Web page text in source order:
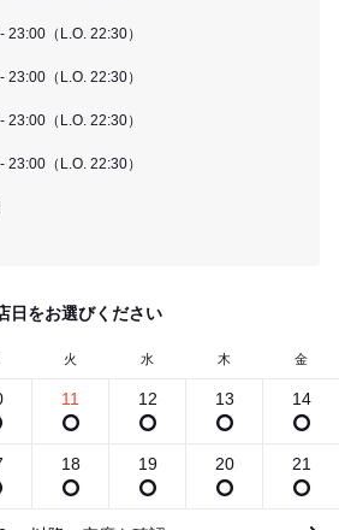
（L.O. 22:30）
（L.O. 22:30）
（L.O. 22:30）
（L.O. 22:30）
日をお選びください
火 水 木 金
11 12 13 14
18 19 20 21